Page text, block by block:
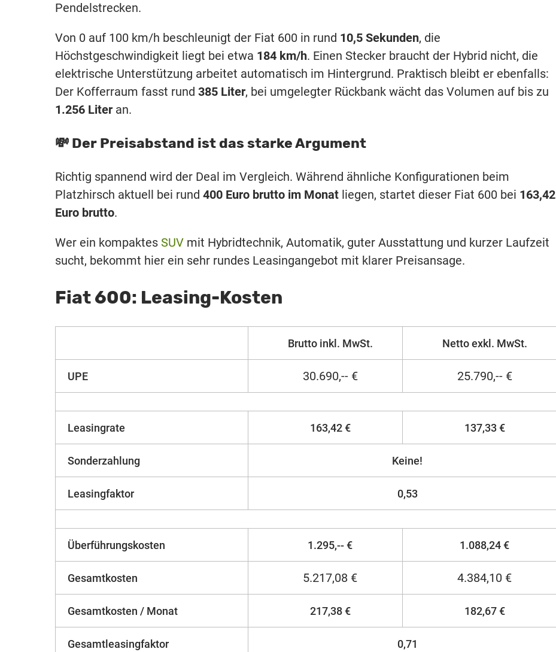
Pendelstrecken.
Von 0 auf 100 km/h beschleunigt der Fiat 600 in rund 10,5 Sekunden, die
Höchstgeschwindigkeit liegt bei etwa 184 km/h. Einen Stecker braucht der Hybrid nicht, die
elektrische Unterstützung arbeitet automatisch im Hintergrund. Praktisch bleibt er ebenfalls:
Der Kofferraum fasst rund 385 Liter, bei umgelegter Rückbank wächt das Volumen auf bis zu
1.256 Liter an.
💸 Der Preisabstand ist das starke Argument
Richtig spannend wird der Deal im Vergleich. Während ähnliche Konfigurationen beim
Platzhirsch aktuell bei rund 400 Euro brutto im Monat liegen, startet dieser Fiat 600 bei 163,42
Euro brutto.
Wer ein kompaktes SUV mit Hybridtechnik, Automatik, guter Ausstattung und kurzer Laufzeit
sucht, bekommt hier ein sehr rundes Leasingangebot mit klarer Preisansage.
Fiat 600: Leasing-Kosten
Brutto inkl. MwSt. Netto exkl. MwSt.
UPE 30.690,-- € 25.790,-- €
Leasingrate 163,42 € 137,33 €
Sonderzahlung Keine!
Leasingfaktor 0,53
Überführungskosten 1.295,-- € 1.088,24 €
Gesamtkosten 5.217,08 € 4.384,10 €
Gesamtkosten / Monat 217,38 € 182,67 €
Gesamtleasingfaktor 0,71